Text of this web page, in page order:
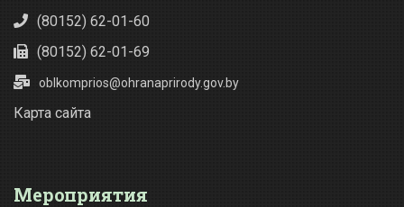
(80152) 62-01-60
(80152) 62-01-69
oblkomprios@ohranaprirody.gov.by
Карта сайта
Мероприятия